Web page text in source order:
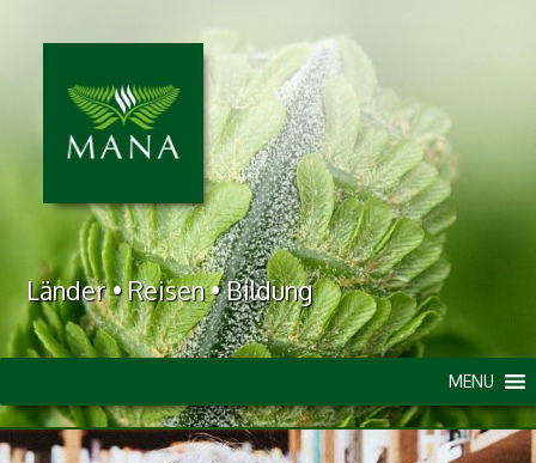
Länder • Reisen • Bildung
MENU